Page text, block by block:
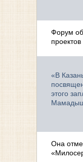
Форум
«В
этого
Она